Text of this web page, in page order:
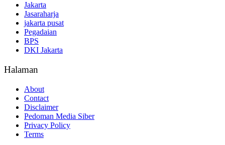
Jakarta
Jasaraharja
jakarta pusat
Pegadaian
BPS
DKI Jakarta
Halaman
About
Contact
Disclaimer
Pedoman Media Siber
Privacy Policy
Terms